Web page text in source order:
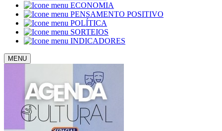
ECONOMIA
PENSAMENTO POSITIVO
POLÍTICA
SORTEIOS
INDICADORES
MENU